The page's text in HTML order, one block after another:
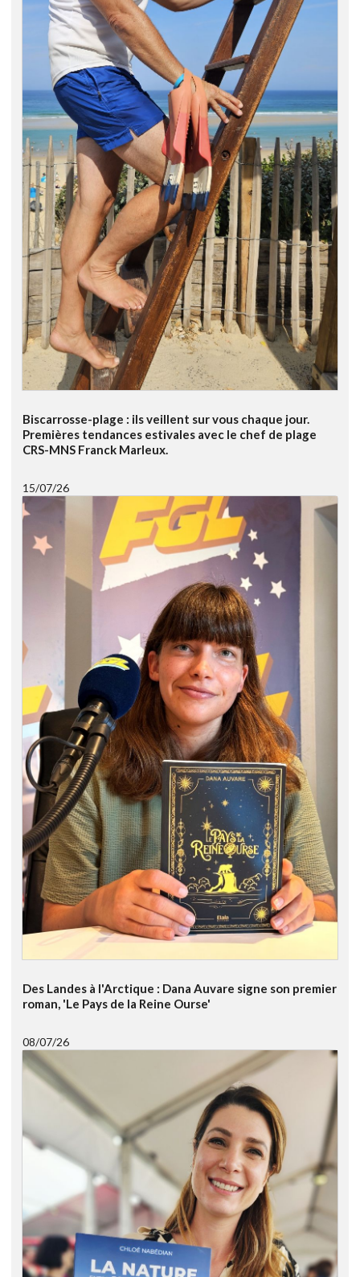
Biscarrosse-plage : ils veillent sur vous chaque jour.
Premières tendances estivales avec le chef de plage
CRS-MNS Franck Marleux.
15/07/26
Des Landes à l'Arctique : Dana Auvare signe son premier
roman, 'Le Pays de la Reine Ourse'
08/07/26